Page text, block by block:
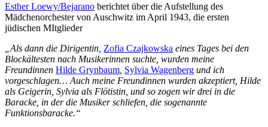
Esther Loewy/Bejarano berichtet über die Aufstellung des
Mädchenorchester von Auschwitz im April 1943, die ersten
jüdischen MItglieder
„Als dann die Dirigentin, Zofia Czajkowska eines Tages bei den
Blockältesten nach Musikerinnen suchte, wurden meine
Freundinnen Hilde Grynbaum Sylvia Wagenberg und ich
vorgeschlagen… Auch meine Freundinnen wurden akzeptiert, Hilde
als Geigerin, Sylvia als Flötistin, und so zogen wir drei in die
Baracke, in der die Musiker schliefen, die sogenannte
Funktionsbaracke.“